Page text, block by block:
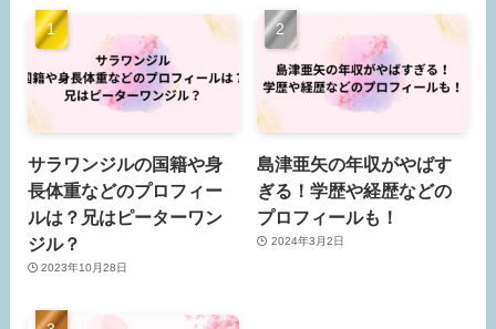
サラワンジルの国籍や身
長体重などのプロフィー
ルは？兄はピーターワン
ジル？
2023年10月28日
島津亜矢の年収がやばす
ぎる！学歴や経歴などの
プロフィールも！
2024年3月2日